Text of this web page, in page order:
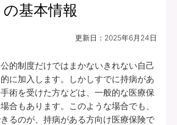
の基本情報
更新日： 2025年6月24日
的制度だけではまかないきれない自己
に加入します。しかしすでに持病があ
術を受けた方などは、一般的な医療保
合もあります。このような場合でも、
るのが、持病がある方向け医療保険で